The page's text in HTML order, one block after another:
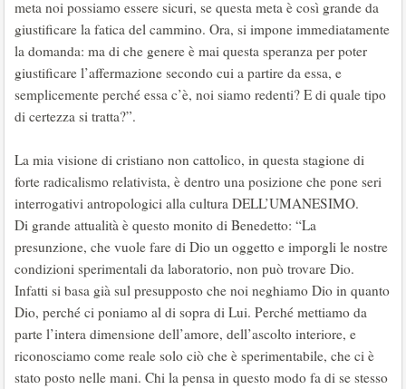
meta noi possiamo essere sicuri, se questa meta è così grande da
giustificare la fatica del cammino. Ora, si impone immediatamente
la domanda: ma di che genere è mai questa speranza per poter
giustificare l’affermazione secondo cui a partire da essa, e
semplicemente perché essa c’è, noi siamo redenti? E di quale tipo
di certezza si tratta?”.
La mia visione di cristiano non cattolico, in questa stagione di
forte radicalismo relativista, è dentro una posizione che pone seri
interrogativi antropologici alla cultura DELL’UMANESIMO.
Di grande attualità è questo monito di Benedetto: “La
presunzione, che vuole fare di Dio un oggetto e imporgli le nostre
condizioni sperimentali da laboratorio, non può trovare Dio.
Infatti si basa già sul presupposto che noi neghiamo Dio in quanto
Dio, perché ci poniamo al di sopra di Lui. Perché mettiamo da
parte l’intera dimensione dell’amore, dell’ascolto interiore, e
riconosciamo come reale solo ciò che è sperimentabile, che ci è
stato posto nelle mani. Chi la pensa in questo modo fa di se stesso